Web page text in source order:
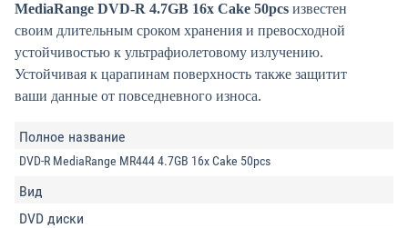
MediaRange DVD-R 4.7GB 16x Cake 50pcs известен
своим длительным сроком хранения и превосходной
устойчивостью к ультрафиолетовому излучению.
Устойчивая к царапинам поверхность также защитит
ваши данные от повседневного износа.
Полное название
DVD-R MediaRange MR444 4.7GB 16x Cake 50pcs
Вид
DVD диски